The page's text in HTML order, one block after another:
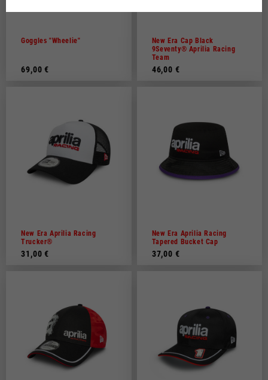
Goggles "Wheelie"
69,00 €
New Era Cap Black
9Seventy® Aprilia Racing
Team
46,00 €
New Era Aprilia Racing
Trucker®
31,00 €
New Era Aprilia Racing
Tapered Bucket Cap
37,00 €
Frans